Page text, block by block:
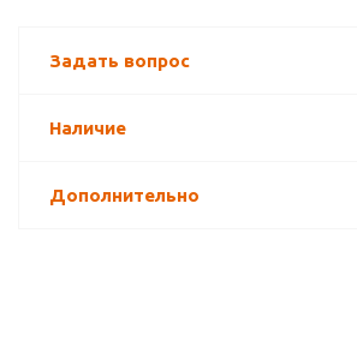
Задать вопрос
Наличие
Дополнительно